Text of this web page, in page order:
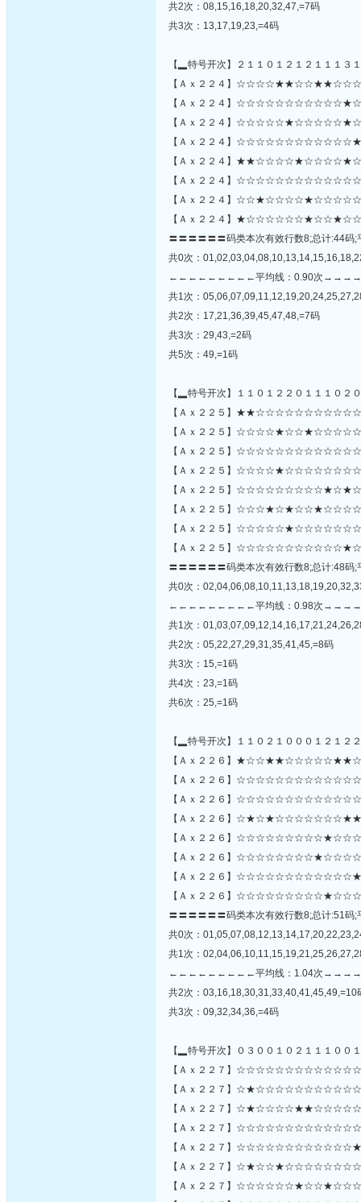
共2次：08,15,16,18,20,32,47,=7码
共3次：13,17,19,23,=4码
【▂特号开次】２１１０１２１２１１１３
【Ａｘ２２４】
【Ａｘ２２４】
【Ａｘ２２４】
【Ａｘ２２４】
【Ａｘ２２４】
【Ａｘ２２４】
【Ａｘ２２４】
【Ａｘ２２４】
〓〓〓〓〓〓码类本次有效行数8;总计:44码
共0次：
←←←←←←←←←平均线：0.90次
共1次：
共2次：17,21,36,39,45,47,48,=7码
共3次：29,43,=2码
共5次：49,=1码
【▂特号开次】１１０１２２０１１１０２
【Ａｘ２２５】
【Ａｘ２２５】
【Ａｘ２２５】
【Ａｘ２２５】
【Ａｘ２２５】
【Ａｘ２２５】
【Ａｘ２２５】
【Ａｘ２２５】
〓〓〓〓〓〓码类本次有效行数8;总计:48码
共0次：
←←←←←←←←←平均线：0.98次
共1次：
共2次：05,22,27,29,31,35,41,45,=8码
共3次：15,=1码
共4次：23,=1码
共6次：25,=1码
【▂特号开次】１１０２１０００１２１２
【Ａｘ２２６】
【Ａｘ２２６】
【Ａｘ２２６】
【Ａｘ２２６】
【Ａｘ２２６】
【Ａｘ２２６】
【Ａｘ２２６】
【Ａｘ２２６】
〓〓〓〓〓〓码类本次有效行数8;总计:51码
共0次：
共1次：
←←←←←←←←←平均线：1.04次
共2次：03,16,18,30,31,33,40,41,45,49,=10
共3次：09,32,34,36,=4码
【▂特号开次】０３００１０２１１１００
【Ａｘ２２７】
【Ａｘ２２７】
【Ａｘ２２７】
【Ａｘ２２７】
【Ａｘ２２７】
【Ａｘ２２７】
【Ａｘ２２７】